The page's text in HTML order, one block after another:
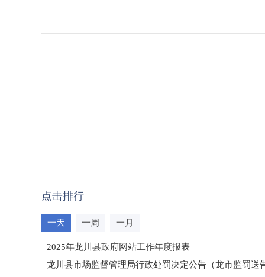
点击排行
一天 一周 一月
2025年龙川县政府网站工作年度报表
龙川县市场监督管理局行政处罚决定公告（龙市监罚送